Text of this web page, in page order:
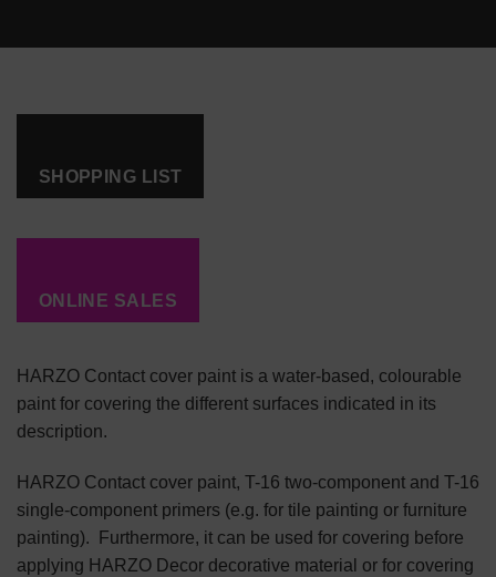
SHOPPING LIST
ONLINE SALES
HARZO Contact cover paint is a water-based, colourable
paint for covering the different surfaces indicated in its
description.
HARZO Contact cover paint, T-16 two-component and T-16
single-component primers (e.g. for tile painting or furniture
painting). Furthermore, it can be used for covering before
applying HARZO Decor decorative material or for covering